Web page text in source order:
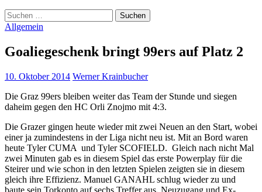
Suchen
nach:
Allgemein
Goaliegeschenk bringt 99ers auf Platz 2
10. Oktober 2014 Werner Krainbucher
Die Graz 99ers bleiben weiter das Team der Stunde und siegen
daheim gegen den HC Orli Znojmo mit 4:3.
Die Grazer gingen heute wieder mit zwei Neuen an den Start, wobei
einer ja zumindestens in der Liga nicht neu ist. Mit an Bord waren
heute Tyler CUMA und Tyler SCOFIELD. Gleich nach nicht Mal
zwei Minuten gab es in diesem Spiel das erste Powerplay für die
Steirer und wie schon in den letzten Spielen zeigten sie in diesem
gleich ihre Effizienz. Manuel GANAHL schlug wieder zu und
baute sein Torkonto auf sechs Treffer aus. Neuzugang und Ex-